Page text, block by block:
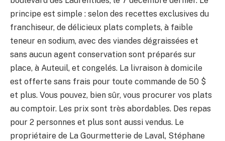
principe est simple : selon des recettes exclusives du
franchiseur, de délicieux plats complets, à faible
teneur en sodium, avec des viandes dégraissées et
sans aucun agent conservation sont préparés sur
place, à Auteuil, et congelés. La livraison à domicile
est offerte sans frais pour toute commande de 50 $
et plus. Vous pouvez, bien sûr, vous procurer vos plats
au comptoir. Les prix sont très abordables. Des repas
pour 2 personnes et plus sont aussi vendus. Le
propriétaire de La Gourmetterie de Laval, Stéphane